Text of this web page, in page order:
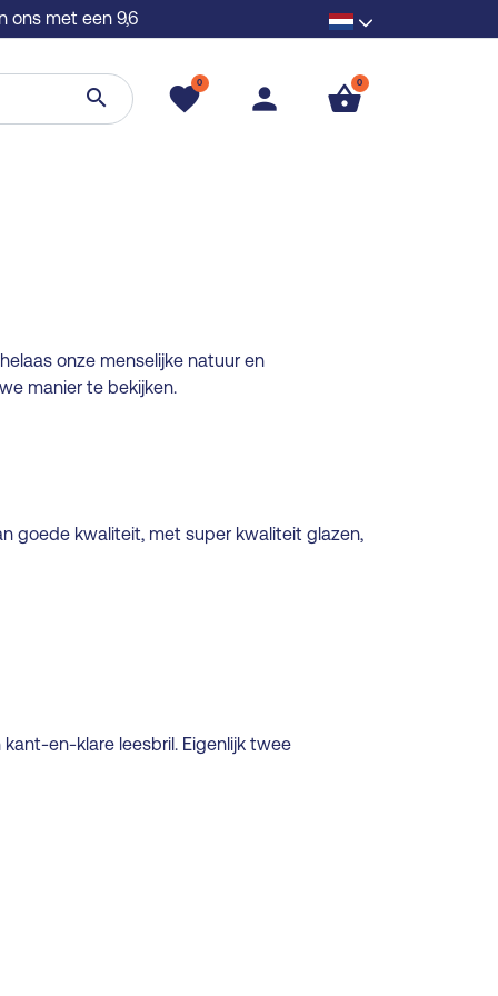
ons met een 9,6
search favorite
0 person shopping_basket
0
onze menselijke natuur en
manier te bekijken.
goede kwaliteit, met super kwaliteit glazen,
en-klare leesbril. Eigenlijk twee